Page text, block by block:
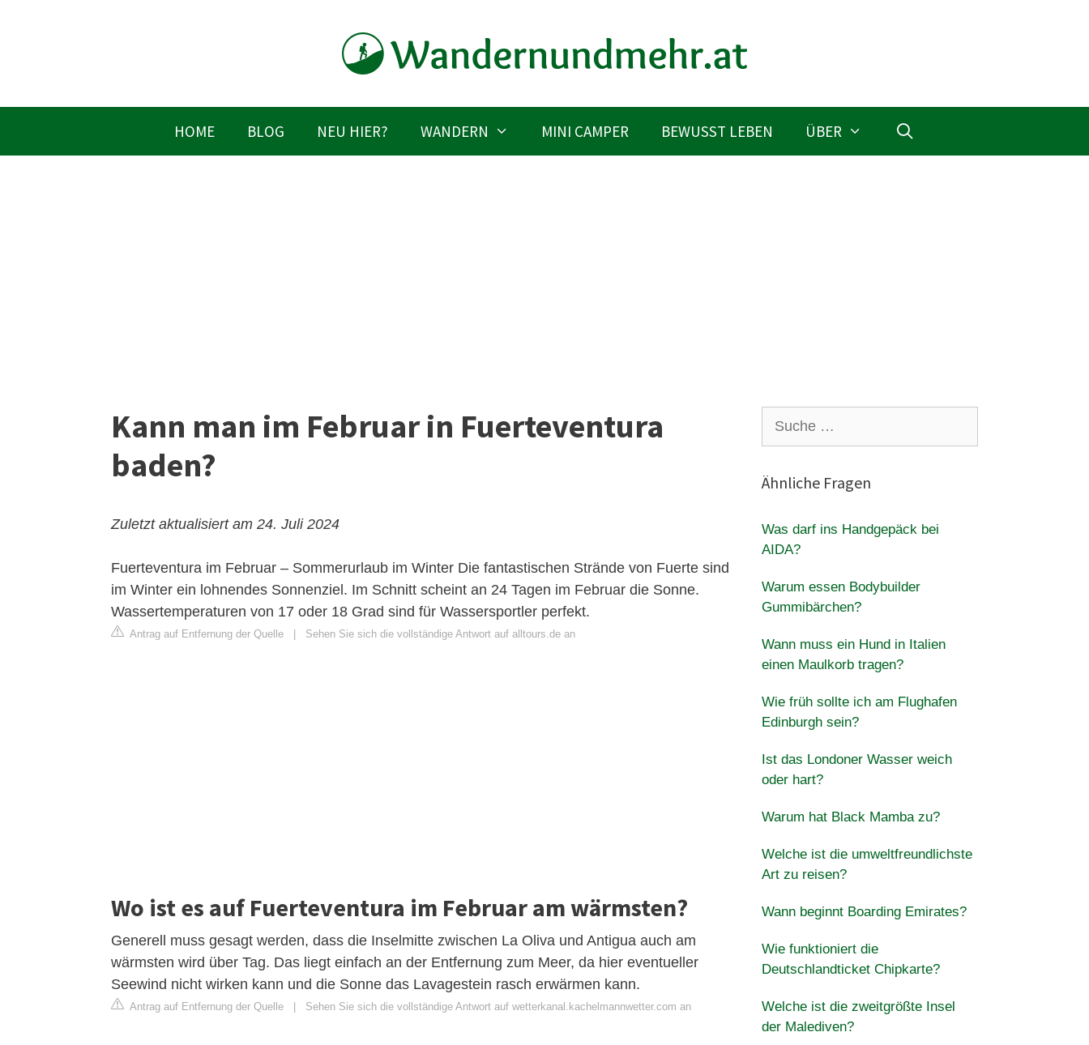
HOME BLOG NEU HIER? WANDERN MINI CAMPER BEWUSST LEBEN ÜBER
Kann man im Februar in Fuerteventura
baden?
Zuletzt aktualisiert am 24. Juli 2024
Fuerteventura im Februar – Sommerurlaub im Winter Die fantastischen Strände von Fuerte sind
im Winter ein lohnendes Sonnenziel. Im Schnitt scheint an 24 Tagen im Februar die Sonne.
Wassertemperaturen von 17 oder 18 Grad sind für Wassersportler perfekt.
Antrag auf Entfernung der Quelle Sehen Sie sich die vollständige Antwort auf alltours.de an
Wo ist es auf Fuerteventura im Februar am wärmsten?
Generell muss gesagt werden, dass die Inselmitte zwischen La Oliva und Antigua auch am
wärmsten wird über Tag. Das liegt einfach an der Entfernung zum Meer, da hier eventueller
Seewind nicht wirken kann und die Sonne das Lavagestein rasch erwärmen kann.
Antrag auf Entfernung der Quelle Sehen Sie sich die vollständige Antwort auf wetterkanal.kachelmannwetter.com an
nach:
Ähnliche Fragen
Was darf ins Handgepäck bei
AIDA?
Warum essen Bodybuilder
Gummibärchen?
Wann muss ein Hund in Italien
einen Maulkorb tragen?
Wie früh sollte ich am Flughafen
Edinburgh sein?
Ist das Londoner Wasser weich
oder hart?
Warum hat Black Mamba zu?
Welche ist die umweltfreundlichste
Art zu reisen?
Wann beginnt Boarding Emirates?
Wie funktioniert die
Deutschlandticket Chipkarte?
Welche ist die zweitgrößte Insel
der Malediven?